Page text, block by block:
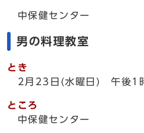
中保健センター
男の料理教室
とき
2月23日(水曜日) 午後1
ところ
中保健センター